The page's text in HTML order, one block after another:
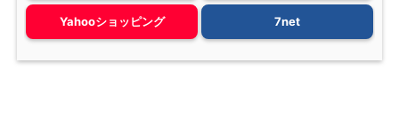
Yahooショッピング 7net